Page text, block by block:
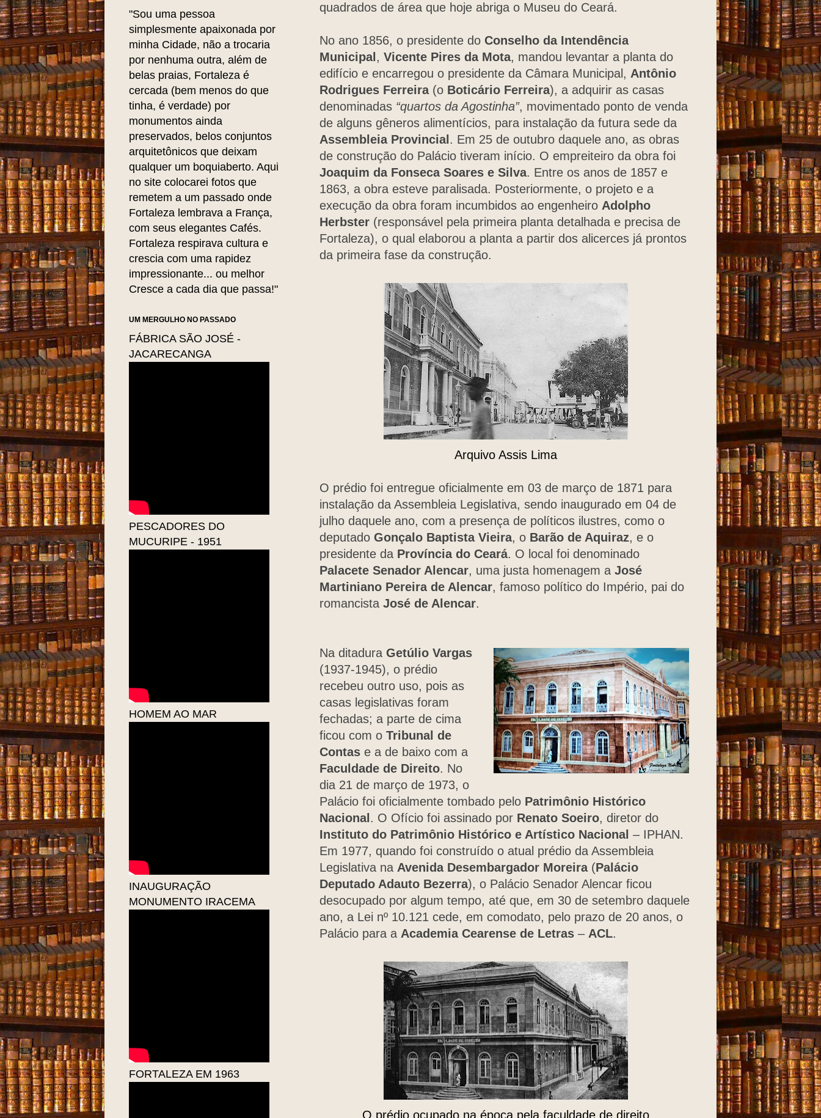
quadrados de área que hoje abriga o Museu do Ceará.
No ano 1856, o presidente do Conselho da Intendência
Municipal , Vicente Pires da Mota, mandou levantar a planta do
edifício e encarregou o presidente da Câmara Municipal, Antônio
Rodrigues Ferreira(o Boticário Ferreira), a adquirir as casas
denominadas “quartos da Agostinha”, movimentado ponto de venda
de alguns gêneros alimentícios, para instalação da futura sede da
Assembleia Provincial . Em 25 de outubro daquele ano, as obras
de construção do Palácio tiveram início. O empreiteiro da obra foi
Joaquim da Fonseca Soares e Silva. Entre os anos de 1857 e
1863, a obra esteve paralisada. Posteriormente, o projeto e a
execução da obra foram incumbidos ao engenheiro Adolpho
Herbster (responsável pela primeira planta detalhada e precisa de
Fortaleza), o qual elaborou a planta a partir dos alicerces já prontos
da primeira fase da construção.
Arquivo Assis Lima
O prédio foi entregue oficialmente em 03 de março de 1871 para
instalação da Assembleia Legislativa, sendo inaugurado em 04 de
julho daquele ano, com a presença de políticos ilustres, como o
deputado Gonçalo Baptista Vieira, o Barão de Aquiraz, e o
presidente da Província do Ceará. O local foi denominado
Palacete Senador Alencar, uma justa homenagem a José
Martiniano Pereira de Alencar, famoso político do Império, pai do
romancista José de Alencar.
Na ditadura Getúlio Vargas
(1937-1945), o prédio
recebeu outro uso, pois as
casas legislativas foram
fechadas; a parte de cima
ficou com o Tribunal de
Contas e a de baixo com a
Faculdade de Direito. No
dia 21 de março de 1973, o
Palácio foi oficialmente tombado pelo Patrimônio Histórico
Nacional . O Ofício foi assinado por Renato Soeiro, diretor do
Instituto do Patrimônio Histórico e Artístico Nacional – IPHAN.
Em 1977, quando foi construído o atual prédio da Assembleia
Legislativa na Avenida Desembargador Moreira (Palácio
Deputado Adauto Bezerra), o Palácio Senador Alencar ficou
desocupado por algum tempo, até que, em 30 de setembro daquele
ano, a Lei nº 10.121 cede, em comodato, pelo prazo de 20 anos, o
Palácio para a Academia Cearense de Letras – ACL.
O prédio ocupado na época pela faculdade de direito
"Sou uma pessoa
simplesmente apaixonada por
minha Cidade, não a trocaria
por nenhuma outra, além de
belas praias, Fortaleza é
cercada (bem menos do que
tinha, é verdade) por
monumentos ainda
preservados, belos conjuntos
arquitetônicos que deixam
qualquer um boquiaberto. Aqui
no site colocarei fotos que
remetem a um passado onde
Fortaleza lembrava a França,
com seus elegantes Cafés.
Fortaleza respirava cultura e
crescia com uma rapidez
impressionante... ou melhor
Cresce a cada dia que passa!"
UM MERGULHO NO PASSADO
FÁBRICA SÃO JOSÉ -
JACARECANGA
PESCADORES DO
MUCURIPE - 1951
HOMEM AO MAR
INAUGURAÇÃO
MONUMENTO IRACEMA
FORTALEZA EM 1963